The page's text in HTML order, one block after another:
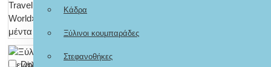
Don't show again.
Κάδρα
Ξύλινοι κουμπαράδες
Στεφανοθήκες